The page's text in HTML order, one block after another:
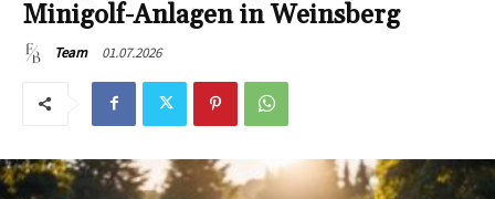
Minigolf-Anlagen in Weinsberg
Team 01.07.2026